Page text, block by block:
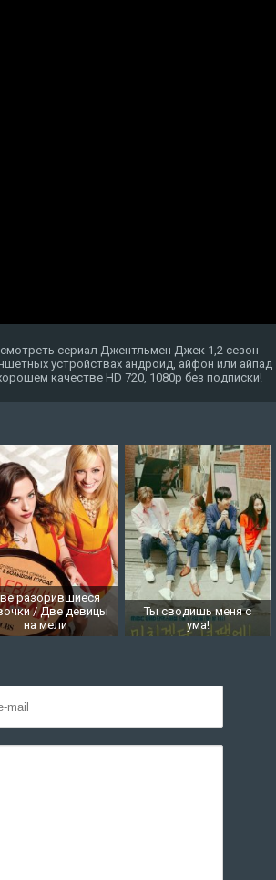
сериал Джентльмен Джек 1,2 сезон
устройствах андроид, айфон или айпад
качестве HD 720, 1080p без подписки!
разорившиеся
/ Две девицы
на мели
Ты сводишь меня с
ума!